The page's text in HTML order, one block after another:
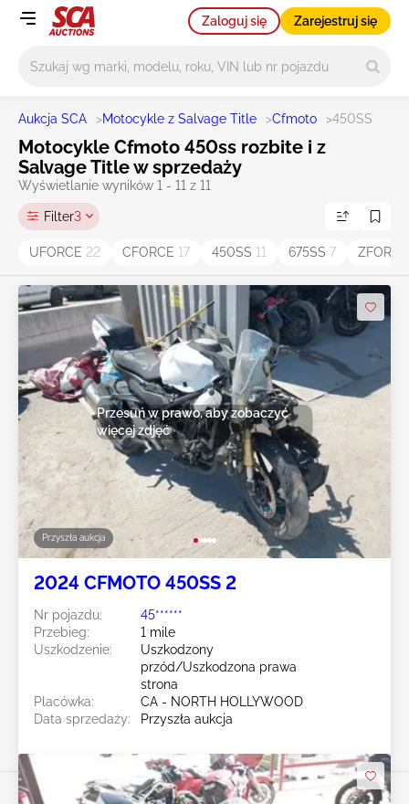
Zaloguj się Zarejestruj się
Aukcja SCA >Motocykle z Salvage Title >Cfmoto >450SS
Motocykle Cfmoto 450ss rozbite i z
Salvage Title w sprzedaży
Wyświetlanie wyników 1 - 11 z 11
Filter3
UFORCE 22 CFORCE 17 450SS 11 675SS 7
Przyszła aukcja
Przesuń w prawo, aby zobaczyć
więcej zdjęć
2024 CFMOTO 450SS 2
Nr pojazdu:
45******
Przebieg:
1 mile
Uszkodzenie:
Uszkodzony
przód/Uszkodzona prawa
strona
Placówka:
CA - NORTH HOLLYWOOD
Data sprzedaży:
Przyszła aukcja